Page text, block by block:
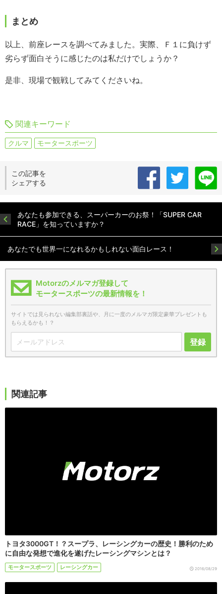
まとめ
以上、前座レースを調べてみました。実際、Ｆ１に負けず
劣らず面白そうに感じたのは私だけでしょうか？
是非、現場で観戦してみてくださいね。
関連キーワード
クルマ モータースポーツ
この記事を
シェアする
あなたも参加できる、スーパーカーのお祭！「SUPER CAR
RACE」を知っていますか？
あなたでも世界一になれるかもしれない面白レース！
Motorzのメルマガ登録して
モータースポーツの最新情報を！
サイトでは見られない編集部裏話や、月に一度のメルマガ限定豪華プレゼントも
もらえるかも！？
登録
関連記事
トヨタ3000GT！？スープラ、レーシングカーの歴史！勝利のため
に自由な発想で進化を遂げたレーシングマシンとは？
モータースポーツ レーシングカー 2016/08/29